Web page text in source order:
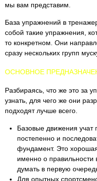
мы вам представим.
База упражнений в
собой такие упражнения,
то конкретном. Они
сразу нескольких групп
ОСНОВНОЕ
Разбираясь, что же это за
узнать, для чего же они
подходят лучше всего.
Базовые движения учат
постепенно и
фундамент. Это
именно о
думать в первую
Для опытных